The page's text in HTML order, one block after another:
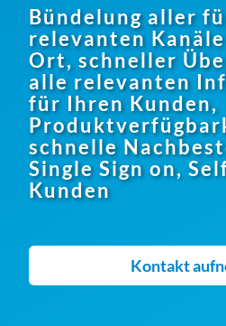
Bündelung aller
relevanten
Ort, schneller
alle relevanten
für Ihren Kunden,
schnelle
Single Sign on,
Kunden
Kontakt